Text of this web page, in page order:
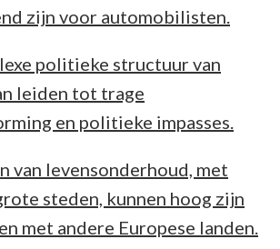
zijn voor automobilisten.
politieke structuur van
leiden tot trage
en politieke impasses.
van levensonderhoud, met
steden, kunnen hoog zijn
met andere Europese landen.